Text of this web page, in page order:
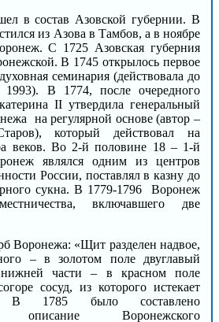
в состав Азовской губернии. В
из Азова в Тамбов, а в ноябре
С 1725 Азовская губерния
В 1745 открылось первое
семинария (действовала до
1993). В 1774, после очередного
II утвердила генеральный
на регулярной основе (автор –
который действовал на
веков. Во 2-й половине 18 – 1-й
являлся одним из центров
России, поставлял в казну до
сукна. В 1779-1796 Воронеж
включавшего две
Воронежа: «Щит разделен надвое,
– в золотом поле двуглавый
части – в красном поле
сосуд, из которого истекает
В 1785 было составлено
описание Воронежского